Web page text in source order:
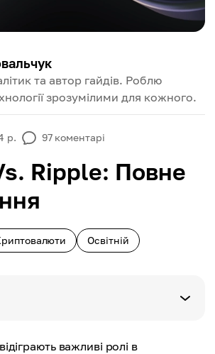
та автор гайдів. Роблю
зрозумілими для кожного.
р. 97 коментарі
Ripple: Повне
Освітній
важливі ролі в